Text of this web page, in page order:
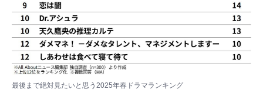
最後まで絶対見たいと思う2025年春ドラマランキング